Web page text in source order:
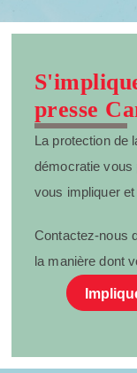
presse
La protection
démocratie vous
vous impliquer
Contactez-nous
la manière dont